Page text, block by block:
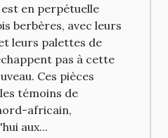
en perpétuelle
berbères, avec leurs
leurs palettes de
pas à cette
Ces pièces
témoins de
africain,
aux...